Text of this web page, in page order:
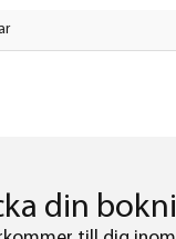
din